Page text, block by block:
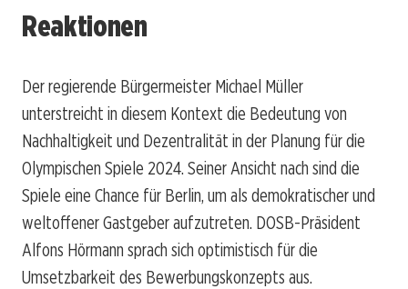
Reaktionen
Der regierende Bürgermeister Michael Müller
unterstreicht in diesem Kontext die Bedeutung von
Nachhaltigkeit und Dezentralität in der Planung für die
Olympischen Spiele 2024. Seiner Ansicht nach sind die
Spiele eine Chance für Berlin, um als demokratischer und
weltoffener Gastgeber aufzutreten. DOSB-Präsident
Alfons Hörmann sprach sich optimistisch für die
Umsetzbarkeit des Bewerbungskonzepts aus.